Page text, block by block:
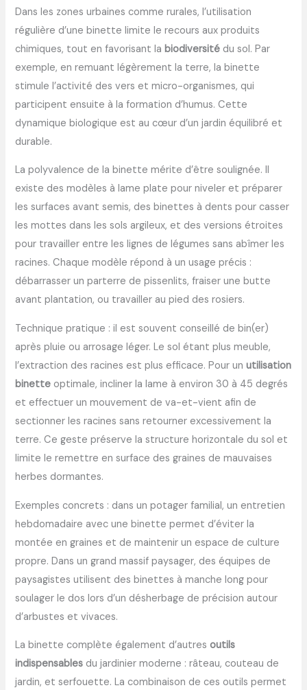
Dans les zones urbaines comme rurales, l’utilisation
régulière d’une binette limite le recours aux produits
chimiques, tout en favorisant labiodiversité du sol. Par
exemple, en remuant légèrement la terre, la binette
stimule l’activité des vers et micro-organismes, qui
participent ensuite à la formation d’humus. Cette
dynamique biologique est au cœur d’un jardin équilibré et
durable.
La polyvalence de la binette mérite d’être soulignée. Il
existe des modèles à lame plate pour niveler et préparer
les surfaces avant semis, des binettes à dents pour casser
les mottes dans les sols argileux, et des versions étroites
pour travailler entre les lignes de légumes sans abîmer les
racines. Chaque modèle répond à un usage précis :
débarrasser un parterre de pissenlits, fraiser une butte
avant plantation, ou travailler au pied des rosiers.
Technique pratique : il est souvent conseillé de bin(er)
après pluie ou arrosage léger. Le sol étant plus meuble,
l’extraction des racines est plus efficace. Pour unutilisation
binette optimale, incliner la lame à environ 30 à 45 degrés
et effectuer un mouvement de va-et-vient afin de
sectionner les racines sans retourner excessivement la
terre. Ce geste préserve la structure horizontale du sol et
limite le remettre en surface des graines de mauvaises
herbes dormantes.
Exemples concrets : dans un potager familial, un entretien
hebdomadaire avec une binette permet d’éviter la
montée en graines et de maintenir un espace de culture
propre. Dans un grand massif paysager, des équipes de
paysagistes utilisent des binettes à manche long pour
soulager le dos lors d’un désherbage de précision autour
d’arbustes et vivaces.
La binette complète également d’autresoutils
indispensables du jardinier moderne : râteau, couteau de
jardin, et serfouette. La combinaison de ces outils permet